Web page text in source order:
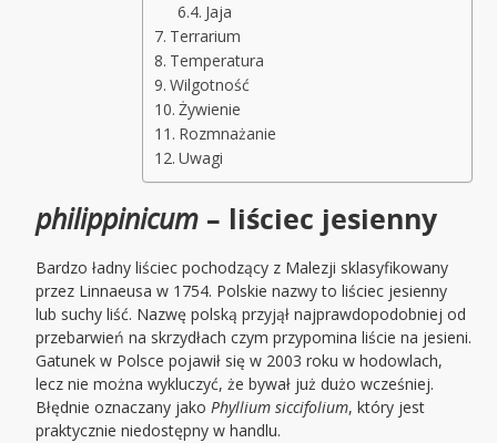
Jaja
Terrarium
Temperatura
Wilgotność
Żywienie
Rozmnażanie
Uwagi
philippinicum – liściec jesienny
Bardzo ładny liściec pochodzący z Malezji sklasyfikowany
przez Linnaeusa w 1754. Polskie nazwy to liściec jesienny
lub suchy liść. Nazwę polską przyjął najprawdopodobniej od
przebarwień na skrzydłach czym przypomina liście na jesieni.
Gatunek w Polsce pojawił się w 2003 roku w hodowlach,
lecz nie można wykluczyć, że bywał już dużo wcześniej.
Błędnie oznaczany jakoPhyllium siccifolium, który jest
praktycznie niedostępny w handlu.